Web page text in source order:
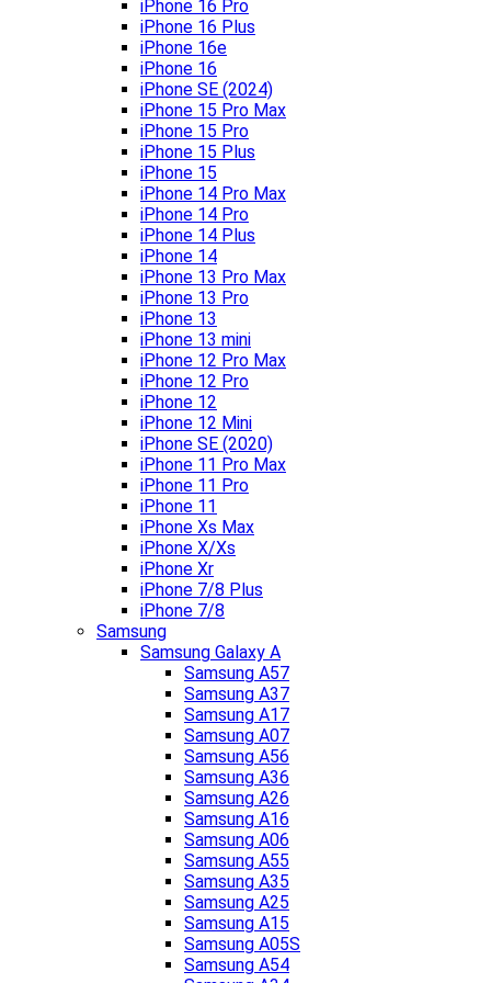
iPhone 16 Pro
iPhone 16 Plus
iPhone 16e
iPhone 16
iPhone SE (2024)
iPhone 15 Pro Max
iPhone 15 Pro
iPhone 15 Plus
iPhone 15
iPhone 14 Pro Max
iPhone 14 Pro
iPhone 14 Plus
iPhone 14
iPhone 13 Pro Max
iPhone 13 Pro
iPhone 13
iPhone 13 mini
iPhone 12 Pro Max
iPhone 12 Pro
iPhone 12
iPhone 12 Mini
iPhone SE (2020)
iPhone 11 Pro Max
iPhone 11 Pro
iPhone 11
iPhone Xs Max
iPhone X/Xs
iPhone Xr
iPhone 7/8 Plus
iPhone 7/8
Samsung
Samsung Galaxy A
Samsung A57
Samsung A37
Samsung A17
Samsung A07
Samsung A56
Samsung A36
Samsung A26
Samsung A16
Samsung A06
Samsung A55
Samsung A35
Samsung A25
Samsung A15
Samsung A05S
Samsung A54